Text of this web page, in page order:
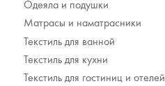
Одеяла и подушки
Матрасы и наматрасники
Текстиль для ванной
Текстиль для кухни
Текстиль для гостиниц и отелей